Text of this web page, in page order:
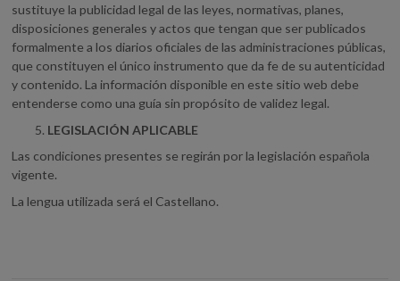
sustituye la publicidad legal de las leyes, normativas, planes,
disposiciones generales y actos que tengan que ser publicados
formalmente a los diarios oficiales de las administraciones públicas,
que constituyen el único instrumento que da fe de su autenticidad
y contenido. La información disponible en este sitio web debe
entenderse como una guía sin propósito de validez legal.
LEGISLACIÓN APLICABLE
Las condiciones presentes se regirán por la legislación española
vigente.
La lengua utilizada será el Castellano.